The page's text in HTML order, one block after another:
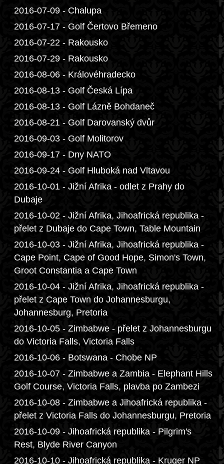
2016-07-09 - Chalupa
2016-07-17 - Golf Čertovo Břemeno
2016-07-22 - Rakousko
2016-07-29 - Rakousko
2016-08-06 - Královéhradecko
2016-08-13 - Golf Česká Lípa
2016-08-13 - Golf Lázně Bohdaneč
2016-08-21 - Golf Darovanský dvůr
2016-09-03 - Golf Molitorov
2016-09-17 - Dny NATO
2016-09-24 - Golf Hluboká nad Vltavou
2016-10-01 - Jižní Afrika - odlet z Prahy do
Dubaje
2016-10-02 - Jižní Afrika, Jihoafrická republika -
přelet z Dubaje do Cape Town, Table Mountain
2016-10-03 - Jižní Afrika, Jihoafrická republika -
Cape Point, Cape of Good Hope, Simon's Town,
Groot Constantia a Cape Town
2016-10-04 - Jižní Afrika, Jihoafrická republika -
přelet z Cape Town do Johannesburgu,
Johannesburg, Pretoria
2016-10-05 - Zimbabwe - přelet z Johannesburgu
do Victoria Falls, Victoria Falls
2016-10-06 - Botswana - Chobe NP
2016-10-07 - Zimbabwe a Zambia - Elephant Hills
Golf Course, Victoria Falls, plavba po Zambezi
2016-10-08 - Zimbabwe a Jihoafrická republika -
přelet z Victoria Falls do Johannesburgu, Pretoria
2016-10-09 - Jihoafrická republika - Pilgrim's
Rest, Blyde River Canyon
2016-10-10 - Jihoafrická republika - Kruger NP